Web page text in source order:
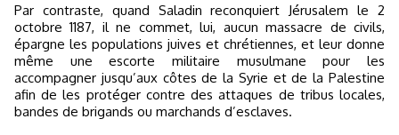
Par contraste, quand Saladin reconquiert Jérusalem le 2
octobre 1187, il ne commet, lui, aucun massacre de civils,
épargne les populations juives et chrétiennes, et leur donne
même une escorte militaire musulmane pour les
accompagner jusqu’aux côtes de la Syrie et de la Palestine
afin de les protéger contre des attaques de tribus locales,
bandes de brigands ou marchands d’esclaves.